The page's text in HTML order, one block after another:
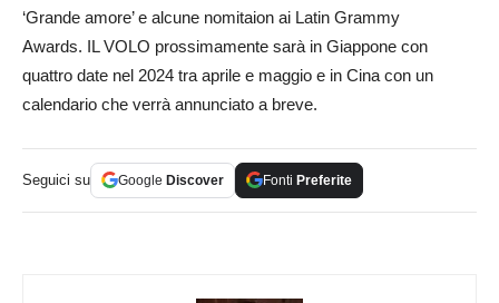
‘Grande amore’ e alcune nomitaion ai Latin Grammy
Awards. IL VOLO prossimamente sarà in Giappone con
quattro date nel 2024 tra aprile e maggio e in Cina con un
calendario che verrà annunciato a breve.
Seguici su Google Discover Fonti Preferite